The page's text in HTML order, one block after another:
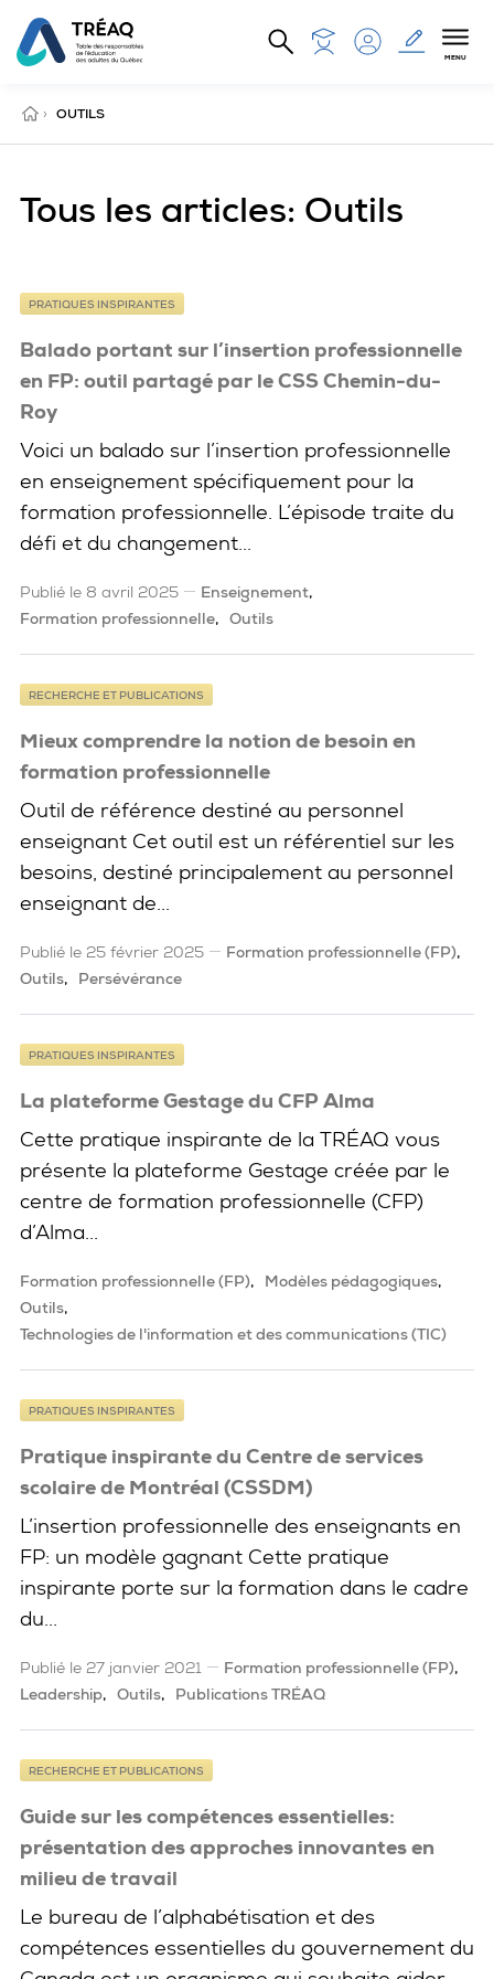
Aller au contenu principal
MENU
ACCUEIL
› OUTILS
Tous les articles: Outils
Balado portant sur l’insertion professionnelle
en FP: outil partagé par le CSS Chemin-du-
Roy
PRATIQUES INSPIRANTES
Voici un balado sur l’insertion professionnelle
en enseignement spécifiquement pour la
formation professionnelle. L’épisode traite du
défi et du changement...
Publié le 8 avril 2025
Enseignement
Formation professionnelle
Outils
Mieux comprendre la notion de besoin en
formation professionnelle
RECHERCHE ET PUBLICATIONS
Outil de référence destiné au personnel
enseignant Cet outil est un référentiel sur les
besoins, destiné principalement au personnel
enseignant de...
Publié le 25 février 2025
Formation professionnelle (FP)
Outils
Persévérance
La plateforme Gestage du CFP Alma
PRATIQUES INSPIRANTES
Cette pratique inspirante de la TRÉAQ vous
présente la plateforme Gestage créée par le
centre de formation professionnelle (CFP)
d’Alma...
Formation professionnelle (FP)
Modèles pédagogiques
Outils
Technologies de l'information et des communications (TIC)
Pratique inspirante du Centre de services
scolaire de Montréal (CSSDM)
PRATIQUES INSPIRANTES
L’insertion professionnelle des enseignants en
FP: un modèle gagnant Cette pratique
inspirante porte sur la formation dans le cadre
du...
Publié le 27 janvier 2021
Formation professionnelle (FP)
Leadership
Outils Publications TRÉAQ
Guide sur les compétences essentielles:
présentation des approches innovantes en
milieu de travail
RECHERCHE ET PUBLICATIONS
Le bureau de l’alphabétisation et des
compétences essentielles du gouvernement du